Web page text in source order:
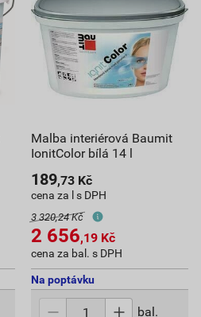
Malba interiérová Baumit
IonitColor bílá 14 l
189,73 Kč
cena za l s DPH
3 320,24 Kč
2 656,19 Kč
cena za bal. s DPH
Na poptávku
bal.